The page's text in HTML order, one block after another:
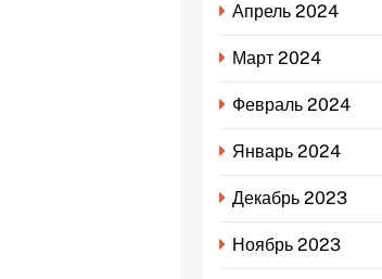
Апрель 2024
Март 2024
Февраль 2024
Январь 2024
Декабрь 2023
Ноябрь 2023